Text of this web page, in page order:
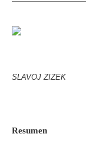
SLAVOJ ZIZEK
Resumen